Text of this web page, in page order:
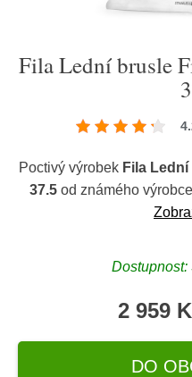
Fila Lední brusle
Poctivý výrobek Fila
37.5od známého výrobce
Dostupnost:
2 959
DO